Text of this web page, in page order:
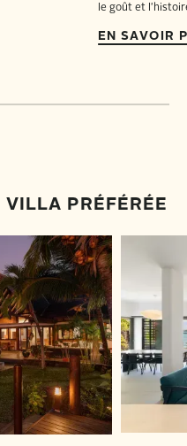
le goût et
EN SAVOIR
VILLA PRÉFÉRÉE